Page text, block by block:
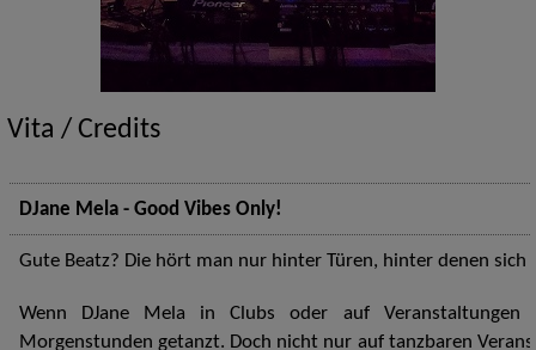
Vita / Credits
DJane Mela - Good Vibes Only!
Gute Beatz? Die hört man nur hinter Türen, hinter denen sich
Wenn DJane Mela in Clubs oder auf
Morgenstunden getanzt. Doch nicht nur auf tanzbaren